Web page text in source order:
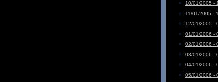
10/01/2005 -
11/01/2005 -
12/01/2005 -
01/01/2006 -
02/01/2006 -
03/01/2006 -
04/01/2006 -
05/01/2006 -